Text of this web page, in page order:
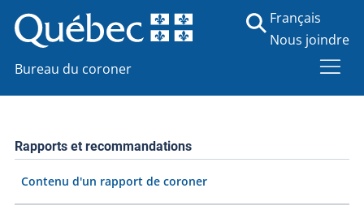
Bureau du coroner
Français
Nous joindre
Rapports et recommandations
Contenu d'un rapport de coroner